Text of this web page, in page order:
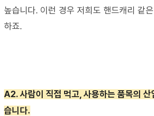
높습니다. 이런 경우 저희도 핸드캐리 같
하죠.
A2. 사람이 직접 먹고 사용하는 품목의
습니다.